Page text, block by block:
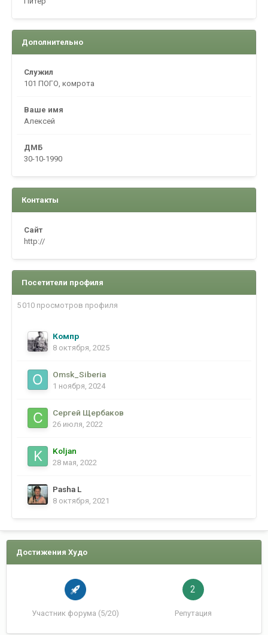
Дополнительно
Служил
101 ПОГО, комрота
Ваше имя
Алексей
ДМБ
30-10-1990
Контакты
Сайт
http://
Посетители профиля
5 010 просмотров профиля
Компр
8 октября, 2025
Omsk_Siberia
1 ноября, 2024
Сергей Щербаков
26 июля, 2022
Koljan
28 мая, 2022
Pasha L
8 октября, 2021
Достижения Худо
Участник форума (5/20)
2
Репутация